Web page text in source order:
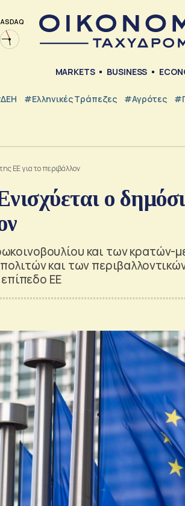
MARKETS BUSINESS
#ελληνικές Τράπεζες #Αγρότες
ΕΕ για το περιβάλλον
ο
και των κρατών-
και των
ΕΕ